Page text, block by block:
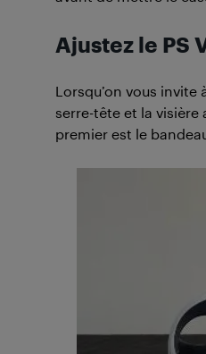
Ajustez le PS
Lorsqu’on vous
serre-tête et la visière
premier est le